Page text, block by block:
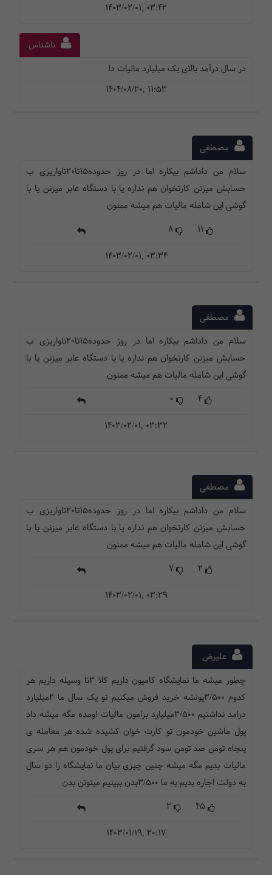
1403/02/01, 03:42
ناشناس
در سال درآمد بالای یک میلیارد مالیات دا
1404/08/20, 11:53
مصطفی
سلام من داداشم بیکاره اما در روز حدوده15تا۲۰تاواریزی ب
حسابش میزنن کارتخوان هم نداره یا با دستگاه عابر میزنن یا با
گوشی این شامله مالیات هم میشه ممنون
11
8
1403/02/01, 03:34
مصطفی
سلام من داداشم بیکاره اما در روز حدوده15تا۲۰تاواریزی ب
حسابش میزنن کارتخوان هم نداره یا با دستگاه عابر میزنن یا با
گوشی این شامله مالیات هم میشه ممنون
4
1403/02/01, 03:32
مصطفی
سلام من داداشم بیکاره اما در روز حدوده15تا۲۰تاواریزی ب
حسابش میزنن کارتخوان هم نداره یا با دستگاه عابر میزنن یا با
گوشی این شامله مالیات هم میشه ممنون
2
7
1403/02/01, 03:29
علیرض
چطور میشه ما نمایشگاه کامیون داریم کلا ۳تا وسیله داریم هر
کدوم ۳/۵۰۰پولشه خرید فروش میکنیم تو یک سال ما ۲میلیارد
درامد نداشتیم ۳/۵۰۰میلیارد برامون مالیات اومده مگه میشه داد
پول ماشین خودمون تو کارت خوان کشیده شده هر معامله ی
پنجاه تومن صد تومن سود گرفتیم برای پول خودمون هم هر سری
مالیات بدیم مگه میشه چنین چیزی بیان ما نمایشگاه را دو سال
به دولت اجاره بدیم به ما ۳/۵۰۰بدن ببینیم میتونن بدن
45
2
1403/01/19, 20:17